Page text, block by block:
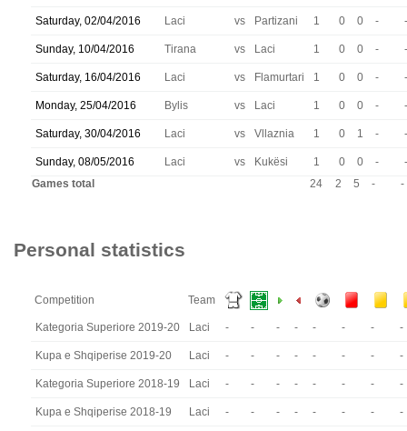
Saturday, 02/04/2016 Laci vs Partizani 1 0 0 - -
Sunday, 10/04/2016 Tirana vs Laci 1 0 0 - -
Saturday, 16/04/2016 Laci vs Flamurtari 1 0 0 - -
Monday, 25/04/2016 Bylis vs Laci 1 0 0 - -
Saturday, 30/04/2016 Laci vs Vllaznia 1 0 1 - -
Sunday, 08/05/2016 Laci vs Kukësi 1 0 0 -
-
Games total
24 2 5 - -
Personal statistics
Competition Team
Kategoria Superiore 2019-20 Laci - - - - - - - -
Kupa e Shqiperise 2019-20 Laci - - - - - - - -
Kategoria Superiore 2018-19 Laci - - - - - - - -
Kupa e Shqiperise 2018-19 Laci - - - - - - - -